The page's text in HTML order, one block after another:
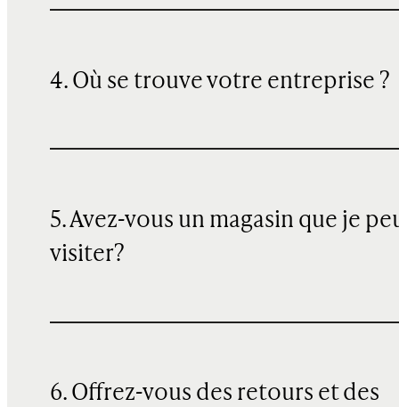
4. Où se trouve votre entreprise ?
5. Avez-vous un magasin que je
visiter?
6. Offrez-vous des retours et des